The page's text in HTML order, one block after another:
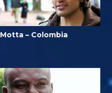
Motta – Colombia